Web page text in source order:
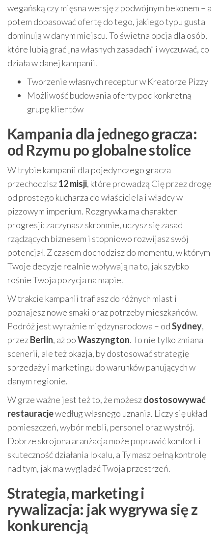
wegańską czy mięsna wersję z podwójnym bekonem – a
potem dopasować ofertę do tego, jakiego typu gusta
dominują w danym miejscu. To świetna opcja dla osób,
które lubią grać „na własnych zasadach” i wyczuwać, co
działa w danej kampanii.
Tworzenie własnych receptur w Kreatorze Pizzy
Możliwość budowania oferty pod konkretną
grupę klientów
Kampania dla jednego gracza:
od Rzymu po globalne stolice
W trybie kampanii dla pojedynczego gracza
przechodzisz12 misji, które prowadzą Cię przez drogę
od prostego kucharza do właściciela i władcy w
pizzowym imperium. Rozgrywka ma charakter
progresji: zaczynasz skromnie, uczysz się zasad
rządzących biznesem i stopniowo rozwijasz swój
potencjał. Z czasem dochodzisz do momentu, w którym
Twoje decyzje realnie wpływają na to, jak szybko
rośnie Twoja pozycja na mapie.
W trakcie kampanii trafiasz do różnych miast i
poznajesz nowe smaki oraz potrzeby mieszkańców.
Podróż jest wyraźnie międzynarodowa – odSydney,
przezBerlin, aż poWaszyngton. To nie tylko zmiana
scenerii, ale też okazja, by dostosować strategię
sprzedaży i marketingu do warunków panujących w
danym regionie.
W grze ważne jest też to, że możeszdostosowywać
restauracjewedług własnego uznania. Liczy się układ
pomieszczeń, wybór mebli, personel oraz wystrój.
Dobrze skrojona aranżacja może poprawić komfort i
skuteczność działania lokalu, a Ty masz pełną kontrolę
nad tym, jak ma wyglądać Twoja przestrzeń.
Strategia, marketing i
rywalizacja: jak wygrywa się z
konkurencją